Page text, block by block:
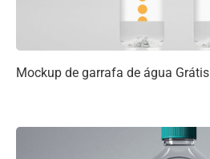
Mockup de garrafa de água Grátis